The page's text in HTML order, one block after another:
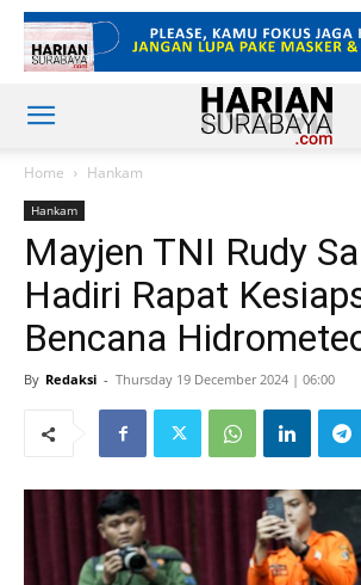
Home Hankam
Hankam
Mayjen TNI Rudy
Hadiri Rapat
Bencana
By Redaksi - Thursday 19 December 2024 | 06:00